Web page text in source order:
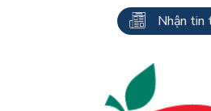
Nhận tin